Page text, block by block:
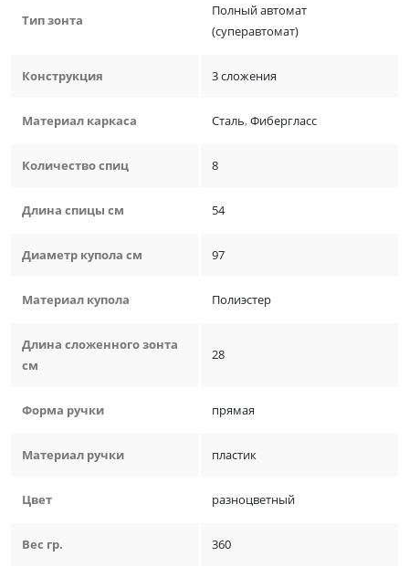
Тип зонта
Полный автомат
(суперавтомат)
Конструкция 3 сложения
Материал каркаса Сталь,Фибергласс
Количество спиц 8
Длина спицы см 54
Диаметр купола см 97
Материал купола Полиэстер
Длина сложенного зонта
см
28
Форма ручки прямая
Материал ручки пластик
Цвет разноцветный
Вес гр. 360